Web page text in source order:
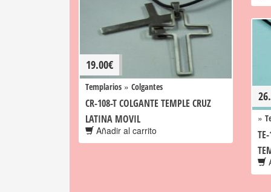
19.00€
Templarios » Colgantes
CR-108-T COLGANTE TEMPLE CRUZ
LATINA MOVIL
Añadir al carrito
»